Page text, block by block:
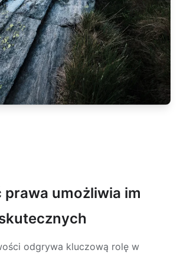
prawa umożliwia im
odgrywa kluczową rolę w